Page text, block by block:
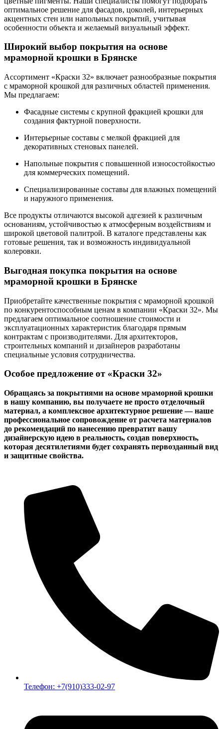
оптимальное решение для фасадов, цоколей, интерьерных
акцентных стен или напольных покрытий, учитывая
особенности объекта и желаемый визуальный эффект.
Широкий выбор покрытия на основе
мраморной крошки в Брянске
Ассортимент «Краски 32» включает разнообразные покрытия
с мраморной крошкой для различных областей применения.
Мы предлагаем:
Фасадные системы с крупной фракцией крошки для
создания фактурной поверхности.
Интерьерные составы с мелкой фракцией для
декоративных стеновых панелей.
Напольные покрытия с повышенной износостойкостью
для коммерческих помещений.
Специализированные составы для влажных помещений
и наружного применения.
Все продукты отличаются высокой адгезией к различным
основаниям, устойчивостью к атмосферным воздействиям и
широкой цветовой палитрой. В каталоге представлены как
готовые решения, так и возможность индивидуальной
колеровки.
Выгодная покупка покрытия на основе
мраморной крошки в Брянске
Приобретайте качественные покрытия с мраморной крошкой
по конкурентоспособным ценам в компании «Краски 32». Мы
предлагаем оптимальное соотношение стоимости и
эксплуатационных характеристик благодаря прямым
контрактам с производителями. Для архитекторов,
строительных компаний и дизайнеров разработаны
специальные условия сотрудничества.
Особое предложение от «Краски 32»
Обращаясь за покрытиями на основе мраморной крошки
в нашу компанию, вы получаете не просто отделочный
материал, а комплексное архитектурное решение — наше
профессиональное сопровождение от расчета материалов
до рекомендаций по нанесению превратит вашу
дизайнерскую идею в реальность, создав поверхность,
которая десятилетиями будет сохранять первозданный вид
и защитные свойства.
Телефон: +7(910)333-02-97